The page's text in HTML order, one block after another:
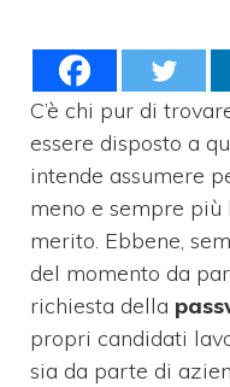
C’è chi pur di
essere disposto a
intende assumere
meno e sempre
merito. Ebbene,
del momento da
richiesta della
propri candidati
sia da parte di